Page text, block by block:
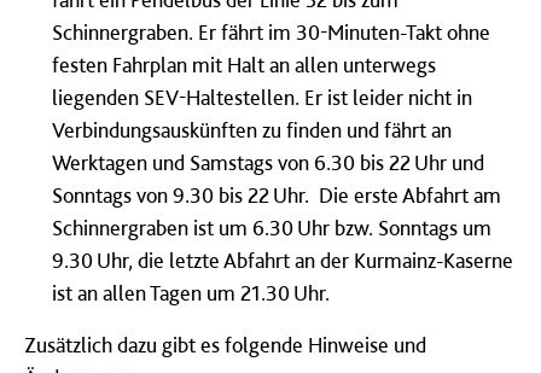
Schinnergraben. Er fährt im 30-Minuten-Takt ohne
festen Fahrplan mit Halt an allen unterwegs
liegenden SEV-Haltestellen. Er ist leider nicht in
Verbindungsauskünften zu finden und fährt an
Werktagen und Samstags von 6.30 bis 22 Uhr und
Sonntags von 9.30 bis 22 Uhr. Die erste Abfahrt am
Schinnergraben ist um 6.30 Uhr bzw. Sonntags um
9.30 Uhr, die letzte Abfahrt an der Kurmainz-Kaserne
ist an allen Tagen um 21.30 Uhr.
Zusätzlich dazu gibt es folgende Hinweise und